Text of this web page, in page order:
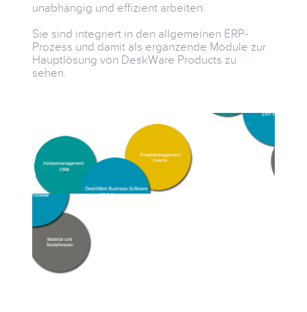
unabhängig und effizient arbeiten.
Sie sind integriert in den allgemeinen ERP-
Prozess und damit als ergänzende Module zur
Hauptlösung von DeskWare Products zu
sehen.